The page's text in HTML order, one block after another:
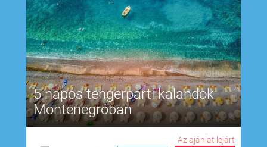
5 napos tengerparti kalandok
Montenegróban
Az ajánlat lejárt